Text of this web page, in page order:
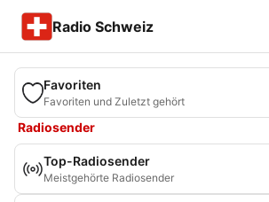
Radio Schweiz
Favoriten
Favoriten und Zuletzt gehört
Radiosender
Top-Radiosender
Meistgehörte Radiosender